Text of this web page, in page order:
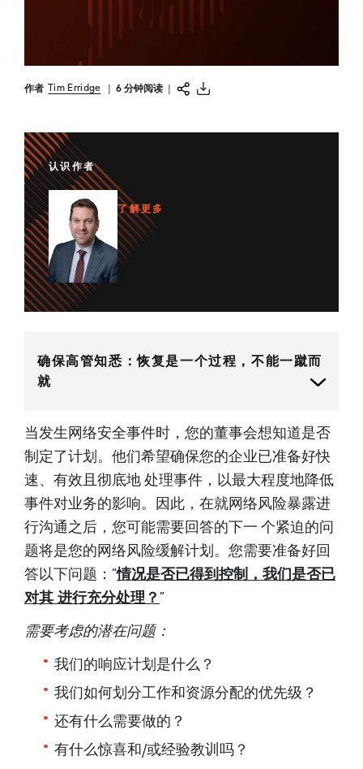
作者 Tim Erridge 6 分钟阅读|
认识作者
了解更多
确保高管知悉：恢复是一个过程，不能一蹴而
就
当发生网络安全事件时，您的董事会想知道是否
制定了计划。他们希望确保您的企业已准备好快
速、有效且彻底地 处理事件，以最大程度地降低
事件对业务的影响。因此，在就网络风险暴露进
行沟通之后，您可能需要回答的下一 个紧迫的问
题将是您的网络风险缓解计划。您需要准备好回
答以下问题：“情况是否已得到控制，我们是否已
对其 进行充分处理？ ”
需要考虑的潜在问题：
我们的响应计划是什么？
我们如何划分工作和资源分配的优先级？
还有什么需要做的？
有什么惊喜和/或经验教训吗？